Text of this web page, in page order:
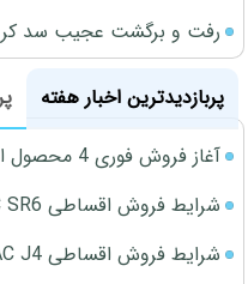
رفت و برگشت عجیب سد
پربازدیدترین اخبار هفته
آغاز فروش فوری 4 محصول ایران خودرو در نمایندگی‌ها
شرایط فروش اقساطی KMC SR6 کرمان موتور اعلام شد
شرایط فروش اقساطی JAC J4 (مرداد 1405)